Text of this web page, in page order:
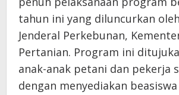
tahun ini yang diluncurkan
Jenderal Perkebunan,
Pertanian. Program ini
anak-anak petani dan pekerja
dengan menyediakan